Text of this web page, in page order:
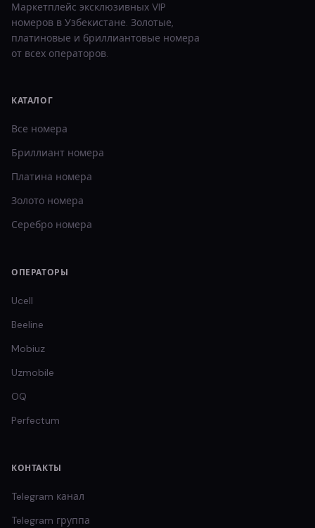
Маркетплейс эксклюзивных VIP
номеров в Узбекистане. Золотые,
платиновые и бриллиантовые номера
от всех операторов.
КАТАЛОГ
Все номера
Бриллиант номера
Платина номера
Золото номера
Серебро номера
ОПЕРАТОРЫ
Ucell
Beeline
Mobiuz
Uzmobile
OQ
Perfectum
КОНТАКТЫ
Telegram канал
Telegram группа